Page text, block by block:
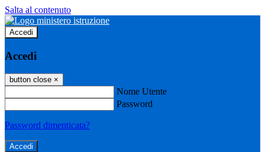
Salta al contenuto
Accedi
Accedi
button close ×
Nome Utente
Password
Password dimenticata?